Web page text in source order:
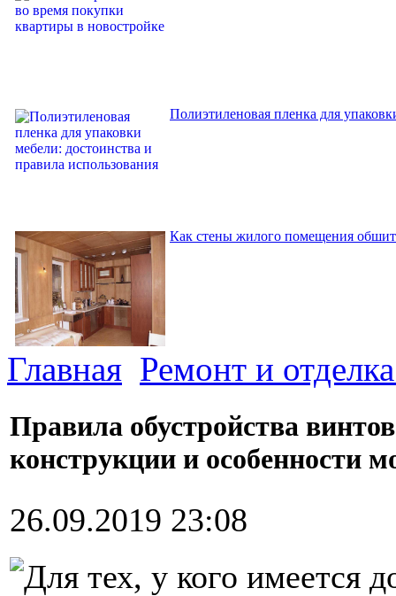
Полиэтиленовая пленка для
Как стены жилого помещения
Главная Ремонт и
Правила обустройства
конструкции и особенности
26.09.2019 23:08
Для тех, у кого имеется